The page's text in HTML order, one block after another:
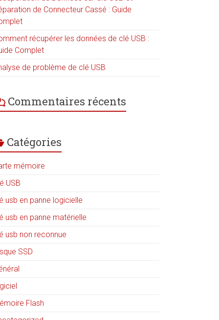
de Connecteur Cassé : Guide
récupérer les données de clé USB :
Complet
de problème de clé USB
Commentaires récents
Catégories
mémoire
USB
usb en panne logicielle
usb en panne matérielle
usb non reconnue
SSD
Flash